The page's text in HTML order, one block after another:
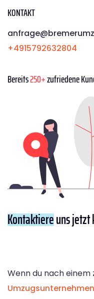
KONTAKT
+4915792632804
Bereits250+zufriedene
Kontaktiereuns
Wenn du nach